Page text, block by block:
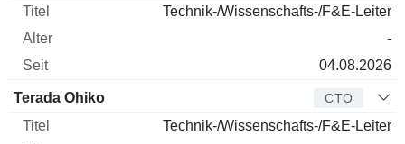
Technik-/Wissenschafts-/F&E-Leiter
-
04.08.2026
Terada Ohiko CTO
Technik-/Wissenschafts-/F&E-Leiter